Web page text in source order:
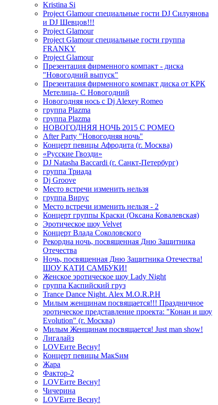
Kristina Si
Project Glamour специальные гости DJ Силуянова
и DJ Шевцов!!!
Project Glamour
Project Glamour специальные гости группа
FRANKY
Project Glamour
Презентация фирменного компакт - диска
"Новогодний выпуск"
Презентация фирменного компакт диска от КРК
Метелица- С Новогодний
Новогодняя нось с Dj Alexey Romeo
группа Plazma
группа Plazma
НОВОГОДНЯЯ НОЧЬ 2015 C РОМЕО
After Party "Новогодняя ночь"
Концерт певицы Афродита (г. Москва)
«Русские Гвозди»
DJ Natasha Baccardi (г. Санкт-Петербург)
группа Триада
Dj Groove
Место встречи изменить нельзя
группа Вирус
Место встречи изменить нельзя - 2
Концерт группы Краски (Оксана Ковалевская)
Эротическое шоу Velvet
Концерт Влада Соколовского
Рекордна ночь, посвященная Дню Защитника
Отечества
Ночь, посвященная Дню Защитника Отечества!
ШОУ КАТИ САМБУКИ!
Женское эротическое шоу Lady Night
группа Каспийский груз
Trance Dance Night. Alex M.O.R.P.H
Милым женщинам посвящается!!! Праздничное
эротическое представление проекта: "Конан и шоу
Evolution" (г. Москва)
Милым Женщинам посвящается! Just man show!
Лигалайз
LOVEите Весну!
Концерт певицы МакSим
Жара
Фактор-2
LOVEите Весну!
Чичерина
LOVEите Весну!